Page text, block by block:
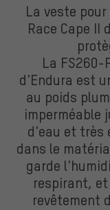
La veste
Race Cape
La FS260-
d'Endura est
au poids
imperméable
d'eau et très
dans le
garde
respirant,
revêtement